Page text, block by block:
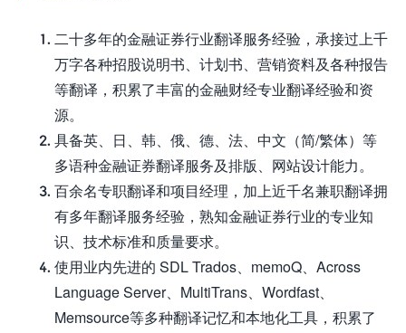
二十多年的金融证券行业翻译服务经验，承接过上千
万字各种招股说明书、计划书、营销资料及各种报告
等翻译，积累了丰富的金融财经专业翻译经验和资
源。
具备英、日、韩、俄、德、法、中文（简/繁体）等
多语种金融证券翻译服务及排版、网站设计能力。
百余名专职翻译和项目经理，加上近千名兼职翻译拥
有多年翻译服务经验，熟知金融证券行业的专业知
识、技术标准和质量要求。
使用业内先进的 SDL Trados、memoQ、Across
Language Server、MultiTrans、Wordfast、
Memsource等多种翻译记忆和本地化工具，积累了